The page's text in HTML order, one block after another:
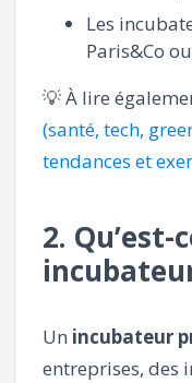
Les
Paris&Co
💡 À lire
(santé, tech,
tendances et
2. Qu’est-
Un incubateur
entreprises, des